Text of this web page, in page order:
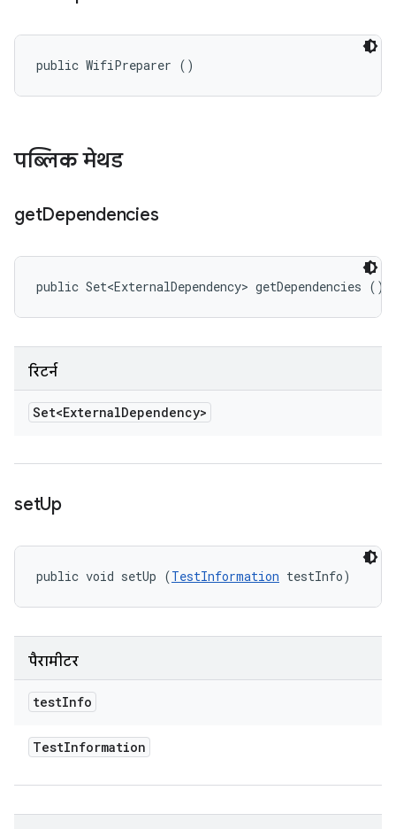
public WifiPreparer ()
पब्लिक मेथड
getDependencies
public Set<ExternalDependency> getDependencies ()
रिटर्न
Set<ExternalDependency>
setUp
public void setUp (TestInformation testInfo)
पैरामीटर
testInfo
TestInformation